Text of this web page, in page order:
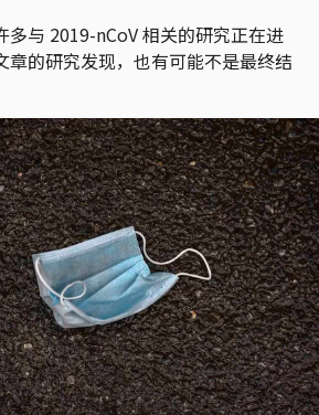
多与 2019-nCoV 相关的研究正在进
章的研究发现，也有可能不是最终结